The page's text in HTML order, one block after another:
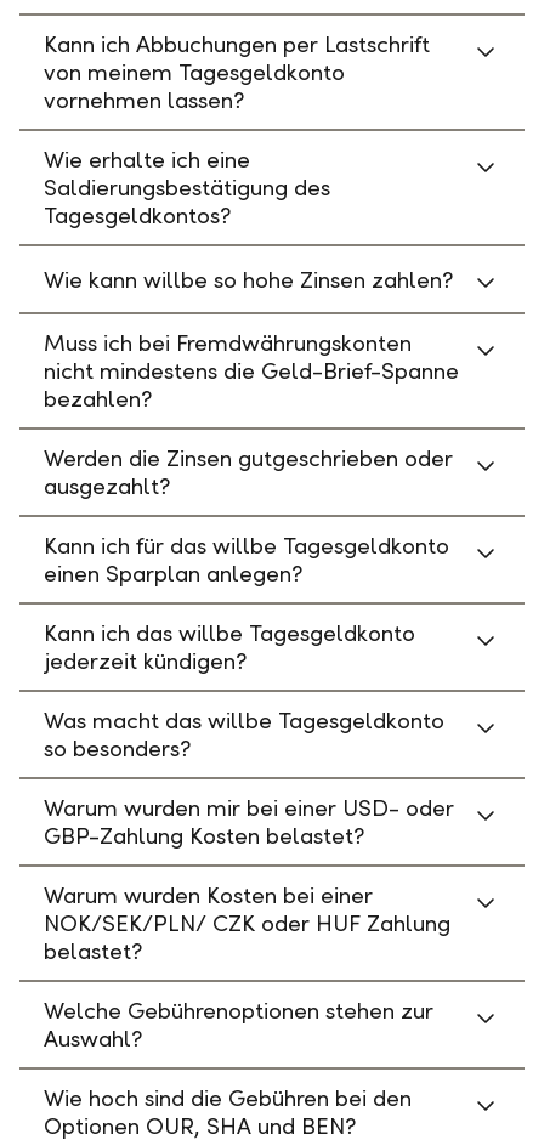
Kann ich Abbuchungen per Lastschrift
von meinem Tagesgeldkonto
vornehmen lassen?
Wie erhalte ich eine
Saldierungsbestätigung des
Tagesgeldkontos?
Wie kann willbe so hohe Zinsen zahlen?
Muss ich bei Fremdwährungskonten
nicht mindestens die Geld-Brief-Spanne
bezahlen?
Werden die Zinsen gutgeschrieben oder
ausgezahlt?
Kann ich für das willbe Tagesgeldkonto
einen Sparplan anlegen?
Kann ich das willbe Tagesgeldkonto
jederzeit kündigen?
Was macht das willbe Tagesgeldkonto
so besonders?
Warum wurden mir bei einer USD- oder
GBP-Zahlung Kosten belastet?
Warum wurden Kosten bei einer
NOK/SEK/PLN/ CZK oder HUF Zahlung
belastet?
Welche Gebührenoptionen stehen zur
Auswahl?
Wie hoch sind die Gebühren bei den
Optionen OUR, SHA und BEN?